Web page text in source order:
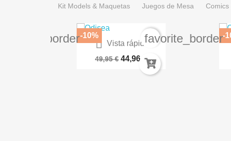
Kit Models & Maquetas Juegos de Mesa Comics
favorite_border  Vista rápida
What If? Imagina (Marvel...
49,95 € 44,96 €
-10% favorite_border-